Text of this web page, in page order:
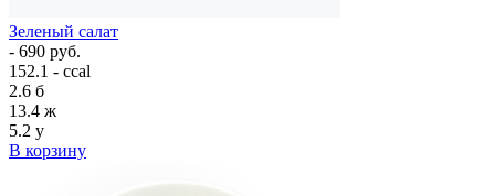
Зеленый салат
- 690 руб.
152.1 - ccal
2.6 б
13.4 ж
5.2 у
В корзину